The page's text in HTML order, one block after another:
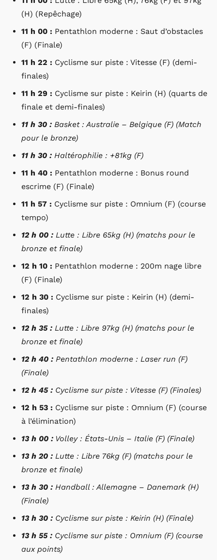
(H) (Repêchage)
11 h 00 : Pentathlon moderne : Saut d’obstacles
(F) (Finale)
11 h 22 : Cyclisme sur piste : Vitesse (F) (demi-
finales)
11 h 29 : Cyclisme sur piste : Keirin (H) (quarts de
finale et demi-finales)
11 h 30 : Basket : Australie – Belgique (F) (Match
pour le bronze)
11 h 30 : Haltérophilie : +81kg (F)
11 h 40 : Pentathlon moderne : Bonus round
escrime (F) (Finale)
11 h 57 : Cyclisme sur piste : Omnium (F) (course
tempo)
12 h 00 : Lutte : Libre 65kg (H) (matchs pour le
bronze et finale)
12 h 10 : Pentathlon moderne : 200m nage libre
(F) (Finale)
12 h 30 : Cyclisme sur piste : Keirin (H) (demi-
finales)
12 h 35 : Lutte : Libre 97kg (H) (matchs pour le
bronze et finale)
12 h 40 : Pentathlon moderne : Laser run (F)
(Finale)
12 h 45 : Cyclisme sur piste : Vitesse (F) (Finales)
12 h 53 : Cyclisme sur piste : Omnium (F) (course
à l’élimination)
13 h 00 : Volley : États-Unis – Italie (F) (Finale)
13 h 20 : Lutte : Libre 76kg (F) (matchs pour le
bronze et finale)
13 h 30 : Handball : Allemagne – Danemark (H)
(Finale)
13 h 30 : Cyclisme sur piste : Keirin (H) (Finale)
13 h 55 : Cyclisme sur piste : Omnium (F) (course
aux points)